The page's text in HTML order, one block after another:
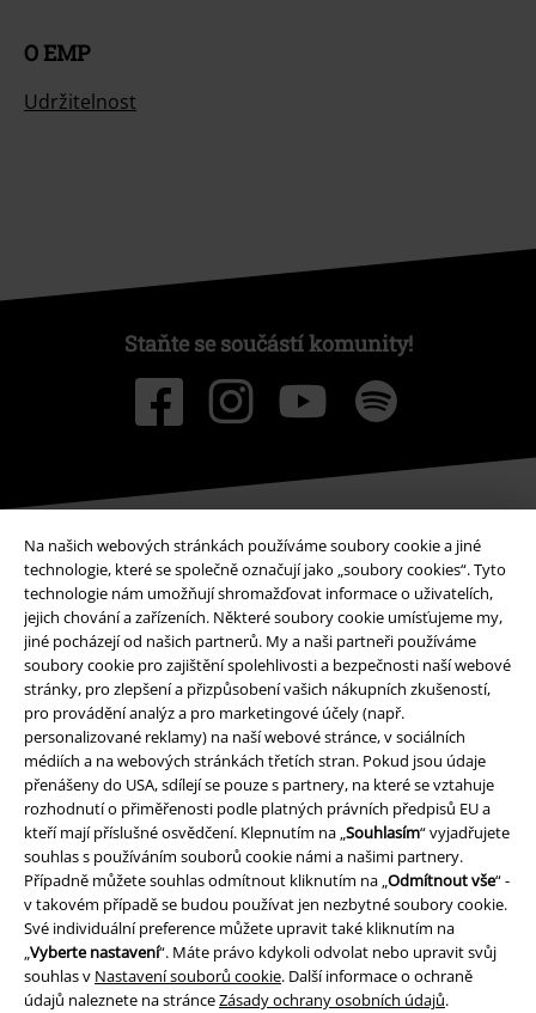
Na našich webových stránkách používáme soubory cookie a jiné
technologie, které se společně označují jako „soubory cookies“. Tyto
technologie nám umožňují shromažďovat informace o uživatelích,
jejich chování a zařízeních. Některé soubory cookie umísťujeme my,
jiné pocházejí od našich partnerů. My a naši partneři používáme
soubory cookie pro zajištění spolehlivosti a bezpečnosti naší webové
stránky, pro zlepšení a přizpůsobení vašich nákupních zkušeností,
pro provádění analýz a pro marketingové účely (např.
personalizované reklamy) na naší webové stránce, v sociálních
médiích a na webových stránkách třetích stran. Pokud jsou údaje
přenášeny do USA, sdílejí se pouze s partnery, na které se vztahuje
rozhodnutí o přiměřenosti podle platných právních předpisů EU a
kteří mají příslušné osvědčení. Klepnutím na „Souhlasím“ vyjadřujete
souhlas s používáním souborů cookie námi a našimi partnery.
Případně můžete souhlas odmítnout kliknutím na „Odmítnout vše“ -
v takovém případě se budou používat jen nezbytné soubory cookie.
Své individuální preference můžete upravit také kliknutím na
„Vyberte nastavení“. Máte právo kdykoli odvolat nebo upravit svůj
souhlas v Nastavení souborů cookie. Další informace o ochraně
údajů naleznete na stránceZásady ochrany osobních údajů.
O EMP
Udržitelnost
Staňte se součástí komunity!
Způsoby platby
Bankovní převod Platba na dobírku
Doprava
Balíkovna Balík Do ruky
EMP aplikaci
Stáhněte si novou EMP aplikaci zdarma a využijte všechny nové
funkce a výhody!